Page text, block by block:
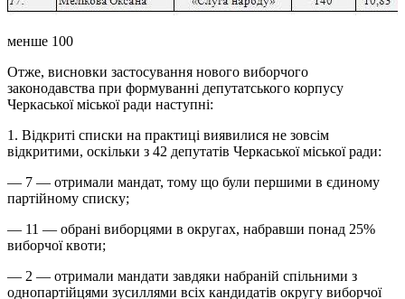
менше 100
Отже, висновки застосування нового виборчого
законодавства при формуванні депутатського корпусу
Черкаської міської ради наступні:
1. Відкриті списки на практиці виявилися не зовсім
відкритими, оскільки з 42 депутатів Черкаської міської ради:
— 7 — отримали мандат, тому що були першими в єдиному
партійному списку;
— 11 — обрані виборцями в округах, набравши понад 25%
виборчої квоти;
— 2 — отримали мандати завдяки набраній спільними з
однопартійцями зусиллями всіх кандидатів округу виборчої